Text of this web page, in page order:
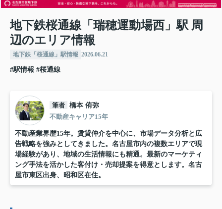
地下鉄桜通線「瑞穂運動場西」駅 周
辺のエリア情報
地下鉄「桜通線」駅情報 2026.06.21
#駅情報 #桜通線
筆者 橋本 侑弥
不動産キャリア15年
不動産業界歴15年。賃貸仲介を中心に、市場データ分析と広
告戦略を強みとしてきました。名古屋市内の複数エリアで現
場経験があり、地域の生活情報にも精通。最新のマーケティ
ング手法を活かした客付け・売却提案を得意とします。名古
屋市東区出身、昭和区在住。